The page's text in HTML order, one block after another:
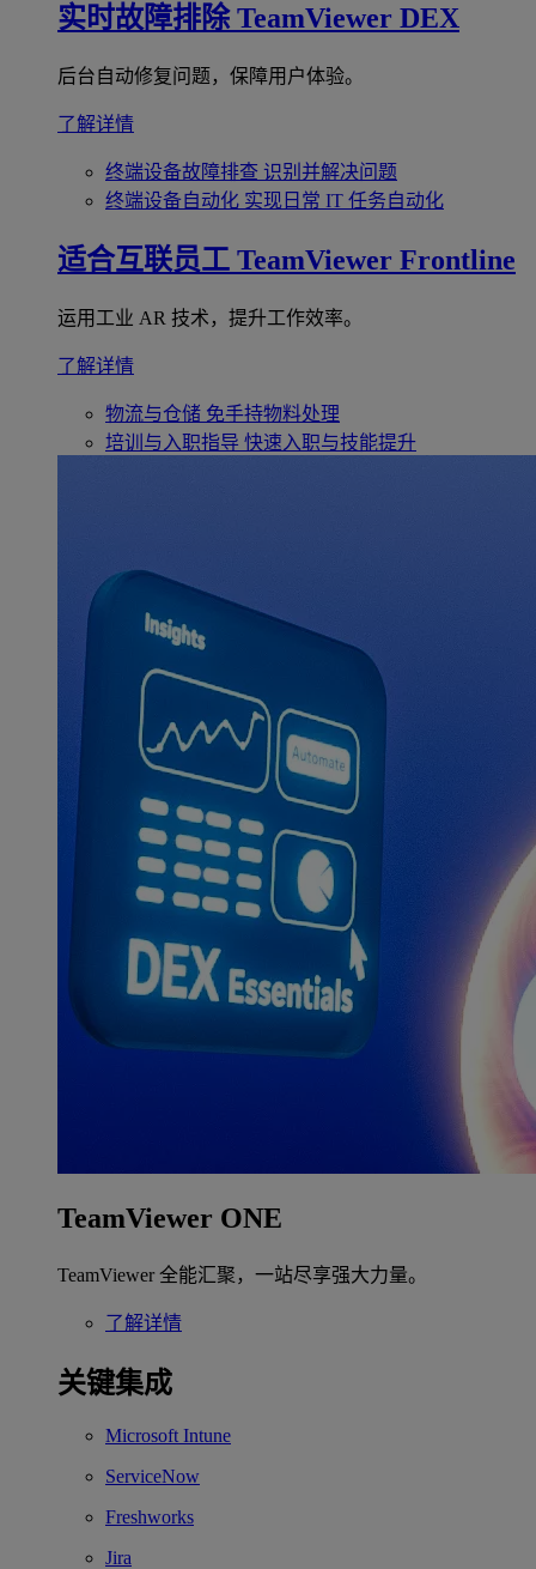
实时故障排除 TeamViewer DEX
后台自动修复问题，保障用户体验。
了解详情
终端设备故障排查 识别并解决问题
终端设备自动化 实现日常 IT 任务自动化
适合互联员工 TeamViewer Frontline
运用工业 AR 技术，提升工作效率。
了解详情
物流与仓储 免手持物料处理
培训与入职指导 快速入职与技能提升
TeamViewer ONE
TeamViewer 全能汇聚，一站尽享强大力量。
了解详情
关键集成
Microsoft Intune
ServiceNow
Freshworks
Jira